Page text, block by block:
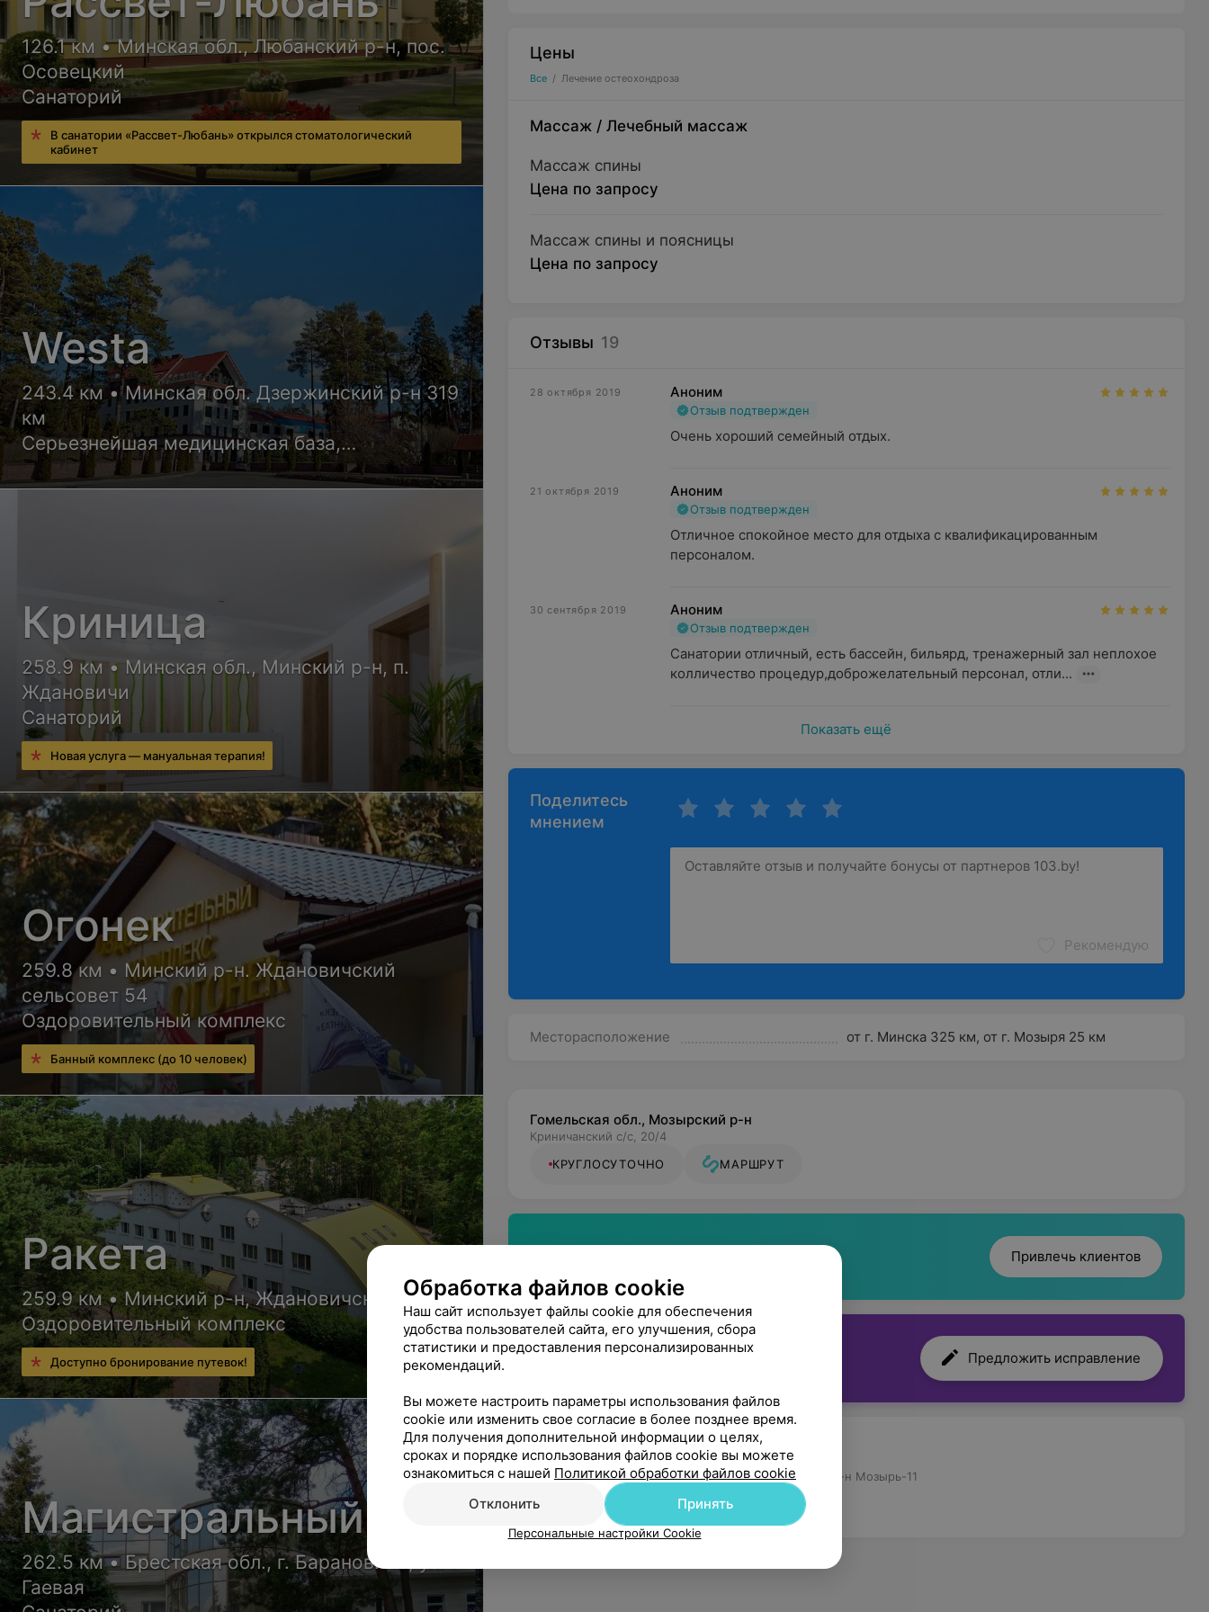
Цены
Все / Лечение остеохондроза
Массаж/ Лечебный массаж
Массаж спины
Цена по запросу
Массаж спины и поясницы
Цена по запросу
Отзывы 19
28 октября 2019 Аноним
Отзыв подтвержден
Очень хороший семейный отдых.
21 октября 2019 Аноним
Отзыв подтвержден
Отличное спокойное место для отдыха с квалификацированным
персоналом.
30 сентября 2019 Аноним
Отзыв подтвержден
Санатории отличный, есть бассейн, бильярд, тренажерный зал неплохое
колличество процедур,доброжелательный персонал, отли...
Показать ещё
Поделитесь
мнением
Рекомендую
Месторасположение от г. Минска 325 км, от г. Мозыря 25 км
Гомельская обл., Мозырский р-н
Криничанский с/с, 20/4
КРУГЛОСУТОЧНО
МАРШРУТ
Привлечь клиентов
Нашли ошибку? Предложить исправление
ОАО «Мозырский НПЗ»
Юридический адрес: Гомельская обл.,г. Мозырь,мкр-н Мозырь-11
УНП: 400091131
На правах рекламы
126.1 км • Минская обл., Любанский р-н, пос.
Осовецкий
Санаторий
В санатории «Рассвет-Любань» открылся стоматологический
кабинет
Westa
243.4 км • Минская обл. Дзержинский р-н 319
км
Серьезнейшая медицинская база,
квалифицированные врачи и уютные номера
корпусов санатория обеспечат Вам
Криница
258.9 км • Минская обл., Минский р-н, п.
Ждановичи
Санаторий
Новая услуга — мануальная терапия!
Огонек
259.8 км • Минский р-н. Ждановичский
сельсовет 54
Оздоровительный комплекс
Банный комплекс (до 10 человек)
Ракета
259.9 км • Минский р-н, Ждановичский сс
Оздоровительный комплекс
Доступно бронирование путевок!
Магистральный
262.5 км • Брестская обл., г. Барановичи, ул.
Гаевая
Обработка файлов cookie
Наш сайт использует файлы cookie для обеспечения
удобства пользователей сайта, его улучшения, сбора
статистики и предоставления персонализированных
рекомендаций.
Вы можете настроить параметры использования файлов
cookie или изменить свое согласие в более позднее время.
Для получения дополнительной информации о целях,
сроках и порядке использования файлов cookie вы можете
ознакомиться с нашей Политикой обработки файлов cookie
Отклонить
Принять
Персональные настройки Cookie